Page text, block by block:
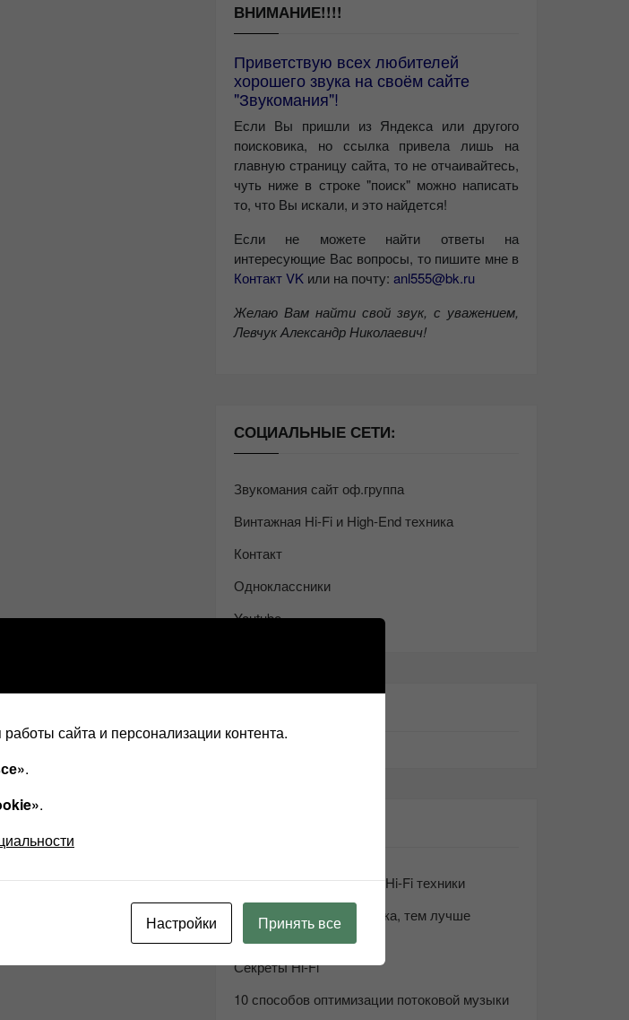
ВНИМАНИЕ!!!!
Приветствую всех любителей
хорошего звука на своём сайте
"Звукомания"!
Если Вы пришли из Яндекса или другого
поисковика, но ссылка привела лишь на
главную страницу сайта, то не отчаивайтесь,
чуть ниже в строке "поиск" можно написать
то, что Вы искали, и это найдется!
Если не можете найти ответы на
интересующие Вас вопросы, то пишите мне в
Контакт VK или на почту: anl555@bk.ru
Желаю Вам найти свой звук, с уважением,
Левчук Александр Николаевич!
СОЦИАЛЬНЫЕ СЕТИ:
Звукомания сайт оф.группа
Винтажная Hi-Fi и High-End техника
Контакт
Одноклассники
Youtube
Возьмите друга в салон Hi-Fi техники
Чем дороже аудиотехника, тем лучше
звучит?
Секреты Hi-Fi
10 способов оптимизации потоковой музыки
сайта и персонализации контента.
.
.
Настройки Принять все